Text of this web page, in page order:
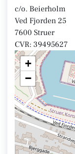
c/o. Beierholm
Ved Fjorden 25
7600 Struer
CVR: 39495627
+
−